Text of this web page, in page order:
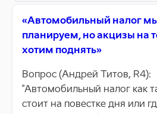
«Автомобильный налог
планируем, но акцизы на
хотим поднять»
Вопрос (Андрей Титов, R4):
"Автомобильный налог как
стоит на повестке дня или